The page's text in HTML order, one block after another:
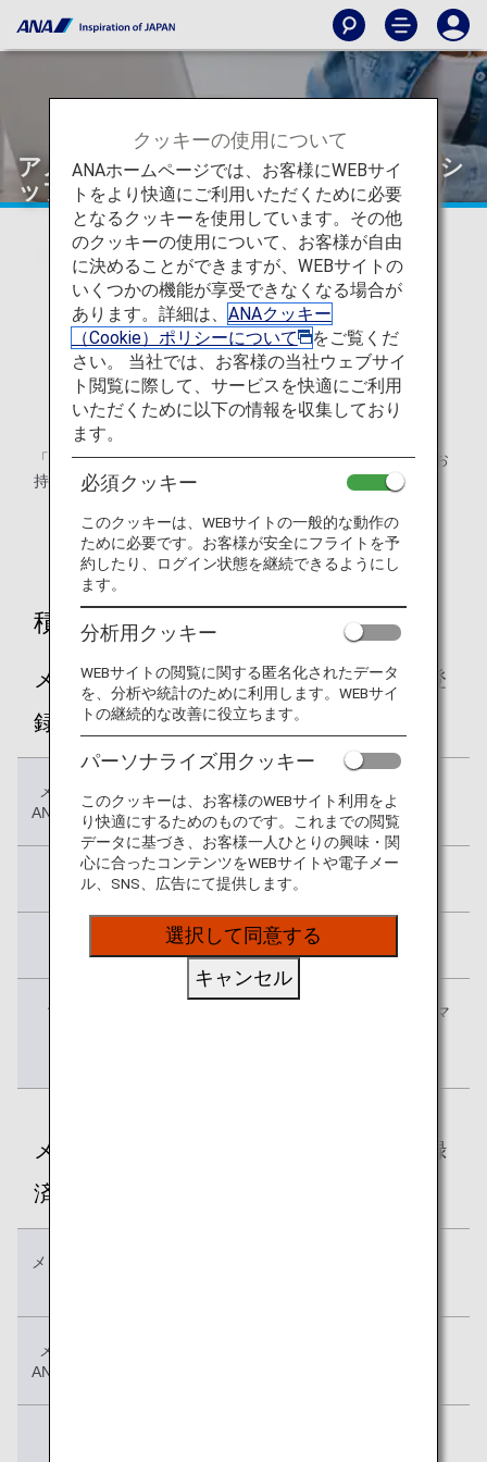
アメリカン・エキスプレス「メンバーシ
ップ・リワード ANAコース」
「メンバーシップ・リワード ANAコース」へのご参加で、お
持ちのポイントをANAのマイルに移行できます。
* ポイントは会員資格を喪失した場合、無効になりま
す。
積算マイル
メンバーシップ・リワード・プラスへ未登
録の方
メンバーシップ・リワード
ANAコース参加費 （必須）
5,500円（税込み/年間）
マイル換算 2ポイント＝1マイル
マイル移行単位 2,000ポイント単位
マイル移行上限（年間）
80,000ポイント＝40,000マ
メンバーシップ・リワード・プラスへ登録
済の方
メンバーシップ・リワード・
メンバーシップ・リワード
ANAコース参加費 （必須）
クッキーの使用について
ANAホームページでは、お客様にWEBサイ
トをより快適にご利用いただくために必要
となるクッキーを使用しています。その他
のクッキーの使用について、お客様が自由
に決めることができますが、WEBサイトの
いくつかの機能が享受できなくなる場合が
あります。詳細は、 ANAクッキー
（Cookie）ポリシーについて
をご覧くだ
さい。 当社では、お客様の当社ウェブサイ
ト閲覧に際して、サービスを快適にご利用
いただくために以下の情報を収集しており
ます。
必須クッキー
このクッキーは、WEBサイトの一般的な動作の
ために必要です。お客様が安全にフライトを予
約したり、ログイン状態を継続できるようにし
ます。
分析用クッキー
WEBサイトの閲覧に関する匿名化されたデータ
を、分析や統計のために利用します。WEBサイ
トの継続的な改善に役立ちます。
パーソナライズ用クッキー
このクッキーは、お客様のWEBサイト利用をよ
り快適にするためのものです。これまでの閲覧
データに基づき、お客様一人ひとりの興味・関
心に合ったコンテンツをWEBサイトや電子メー
ル、SNS、広告にて提供します。
選択して同意する
キャンセル